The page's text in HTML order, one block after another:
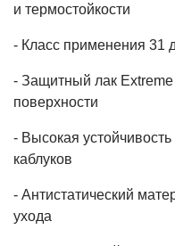
и термостойкости
- Класс применения 31
- Защитный лак Extreme
поверхности
- Высокая
каблуков
- Антистатический
ухода